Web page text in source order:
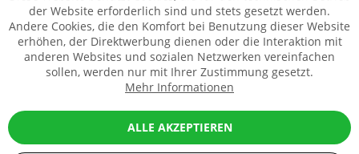
der Website erforderlich sind und stets gesetzt werden.
Andere Cookies, die den Komfort bei Benutzung dieser Website
erhöhen, der Direktwerbung dienen oder die Interaktion mit
anderen Websites und sozialen Netzwerken vereinfachen
sollen, werden nur mit Ihrer Zustimmung gesetzt.
Mehr Informationen
ALLE AKZEPTIEREN